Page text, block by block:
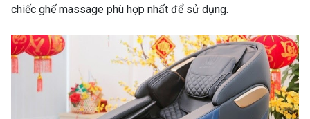
chiếc ghế massage phù hợp nhất để sử dụng.